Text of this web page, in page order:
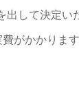
出して決定い
がかかりま